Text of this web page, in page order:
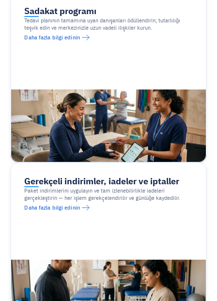
Sadakat programı
Tedavi planının tamamına uyan danışanları ödüllendirin; tutarlılığı
teşvik edin ve merkezinizle uzun vadeli ilişkiler kurun.
Daha fazla bilgi edinin
Gerekçeli indirimler, iadeler ve iptaller
Paket indirimlerini uygulayın ve tam izlenebilirlikle iadeleri
gerçekleştirin — her işlem gerekçelendirilir ve günlüğe kaydedilir.
Daha fazla bilgi edinin